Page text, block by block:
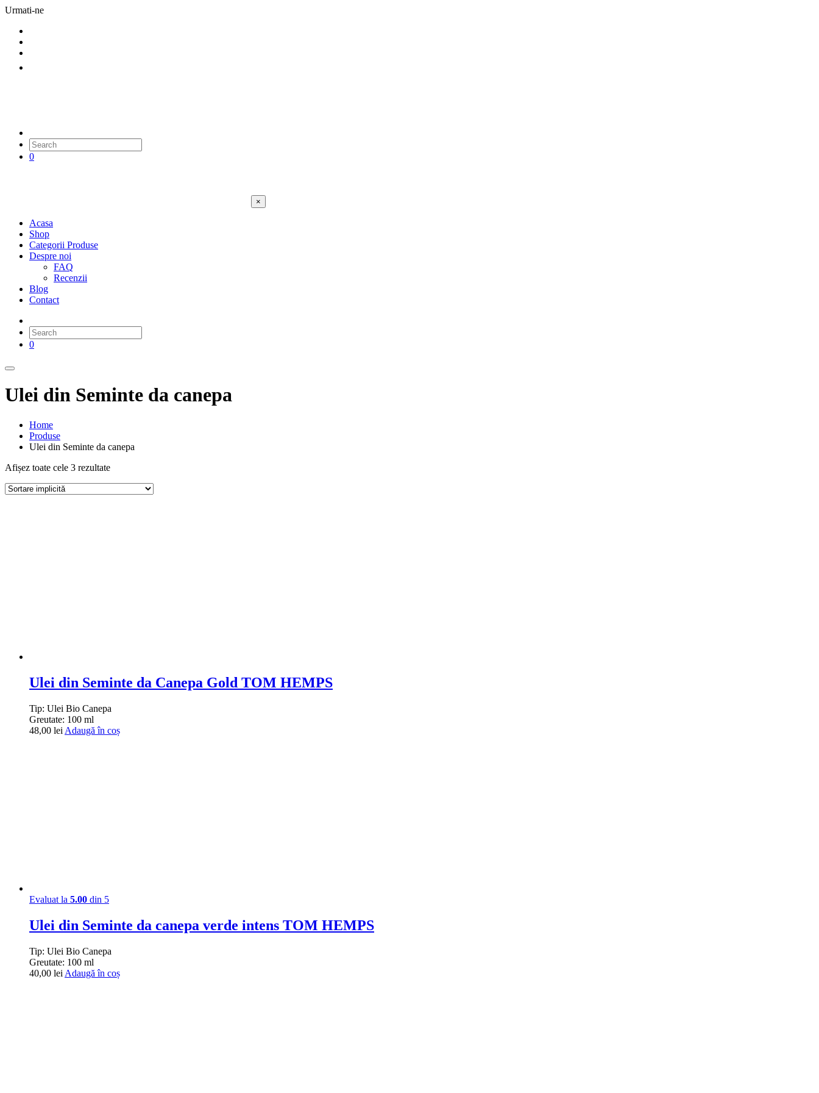
Urmati-ne
0
×
Acasa
Shop
Categorii Produse
Despre noi
FAQ
Recenzii
Blog
Contact
0
Ulei din Seminte da canepa
Home
Produse
Ulei din Seminte da canepa
Afișez toate cele 3 rezultate
Ulei din Seminte da Canepa Gold TOM HEMPS
Tip: Ulei Bio Canepa
Greutate: 100 ml
48,00 lei Adaugă în coș
Evaluat la 5.00 din 5
Ulei din Seminte da canepa verde intens TOM HEMPS
Tip: Ulei Bio Canepa
Greutate: 100 ml
40,00 lei Adaugă în coș